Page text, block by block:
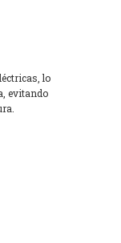
lo
evitando